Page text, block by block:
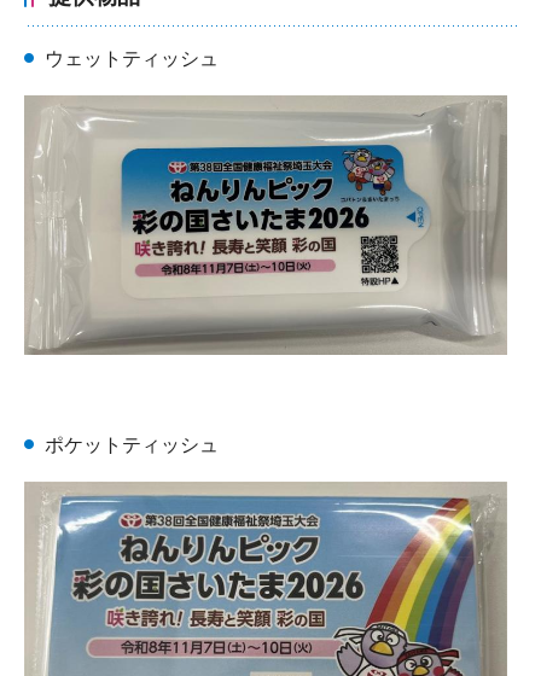
ウェットティッシュ
ポケットティッシュ